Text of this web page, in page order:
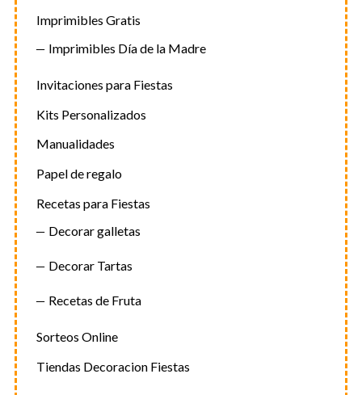
Imprimibles Gratis
Imprimibles Día de la Madre
Invitaciones para Fiestas
Kits Personalizados
Manualidades
Papel de regalo
Recetas para Fiestas
Decorar galletas
Decorar Tartas
Recetas de Fruta
Sorteos Online
Tiendas Decoracion Fiestas